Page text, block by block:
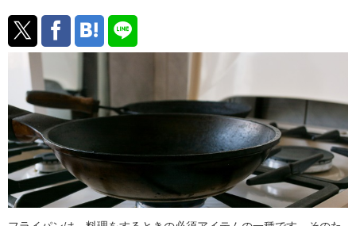
洗濯
生活の知恵
お金
掃除
マナー
趣味
食材辞典
おすすめ